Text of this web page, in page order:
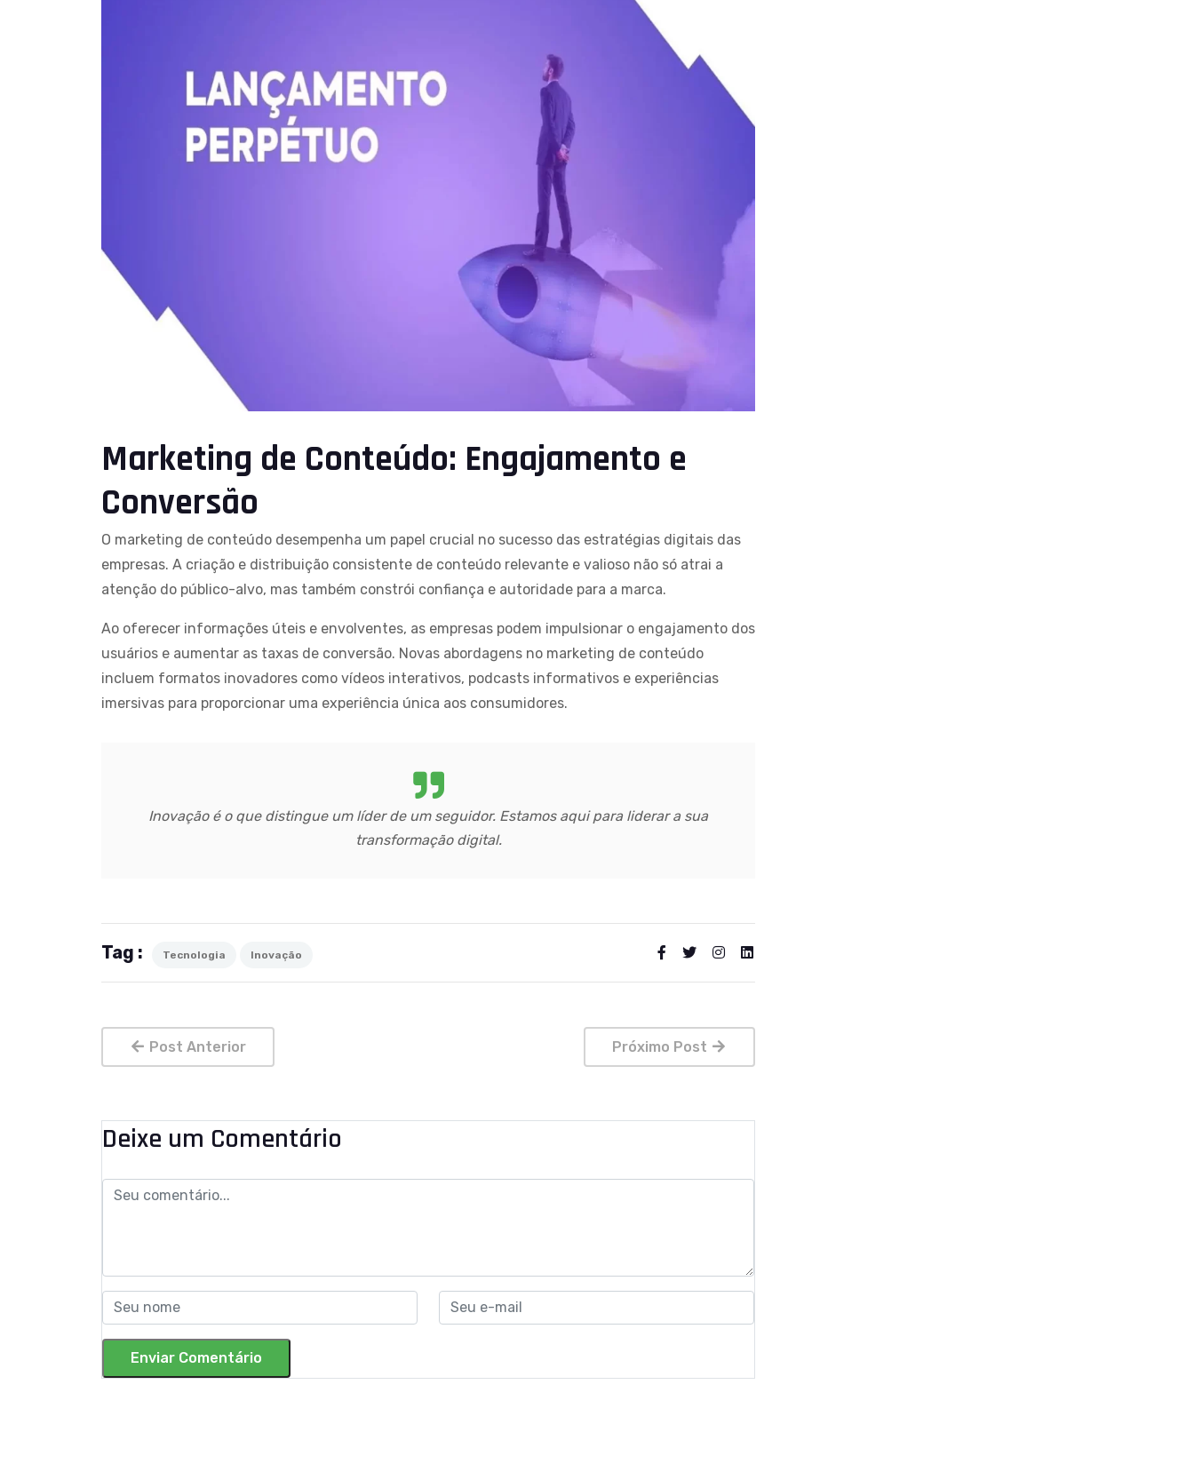
Marketing de Conteúdo: Engajamento e
Conversão
O marketing de conteúdo desempenha um papel crucial no sucesso das estratégias digitais das
empresas. A criação e distribuição consistente de conteúdo relevante e valioso não só atrai a
atenção do público-alvo, mas também constrói confiança e autoridade para a marca.
Ao oferecer informações úteis e envolventes, as empresas podem impulsionar o engajamento dos
usuários e aumentar as taxas de conversão. Novas abordagens no marketing de conteúdo
incluem formatos inovadores como vídeos interativos, podcasts informativos e experiências
imersivas para proporcionar uma experiência única aos consumidores.
Inovação é o que distingue um líder de um seguidor. Estamos aqui para liderar a sua
transformação digital.
Tag : Tecnologia Inovação
Post Anterior Próximo Post
Deixe um Comentário
Enviar Comentário